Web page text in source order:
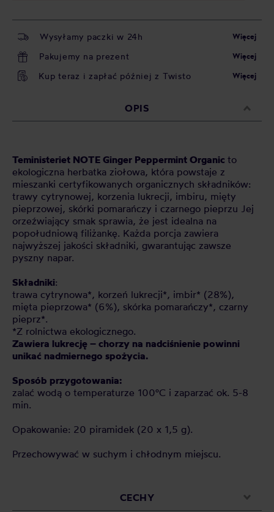
Wysyłamy paczki w 24h Więcej
Pakujemy na prezent Więcej
Kup teraz i zapłać później z Twisto Więcej
OPIS
Teministeriet NOTE Ginger Peppermint Organic to
ekologiczna herbatka ziołowa, która powstaje z
mieszanki certyfikowanych organicznych składników:
trawy cytrynowej, korzenia lukrecji, imbiru, mięty
pieprzowej, skórki pomarańczy i czarnego pieprzu Jej
orzeźwiający smak sprawia, że jest idealna na
popołudniową filiżankę. Każda porcja zawiera
najwyższej jakości składniki, gwarantując zawsze
pyszny napar.
Składniki:
trawa cytrynowa*, korzeń lukrecji*, imbir* (28%),
mięta pieprzowa* (6%), skórka pomarańczy*, czarny
pieprz*.
*Z rolnictwa ekologicznego.
Zawiera lukrecję – chorzy na nadciśnienie powinni
unikać nadmiernego spożycia.
Sposób przygotowania:
zalać wodą o temperaturze 100°C i zaparzać ok. 5-8
min.
Opakowanie: 20 piramidek (20 x 1,5 g).
Przechowywać w suchym i chłodnym miejscu.
CECHY